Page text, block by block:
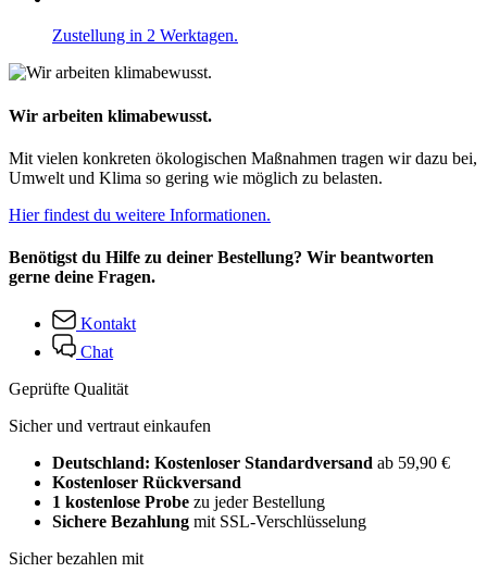
Zustellung in 2 Werktagen.
Wir arbeiten klimabewusst.
Mit vielen konkreten ökologischen Maßnahmen tragen wir dazu bei,
Umwelt und Klima so gering wie möglich zu belasten.
Hier findest du weitere Informationen.
Benötigst du Hilfe zu deiner Bestellung? Wir beantworten
gerne deine Fragen.
Kontakt
Chat
Geprüfte Qualität
Sicher und vertraut einkaufen
Deutschland: Kostenloser Standardversand ab 59,90 €
Kostenloser Rückversand
1 kostenlose Probe zu jeder Bestellung
Sichere Bezahlung mit SSL-Verschlüsselung
Sicher bezahlen mit